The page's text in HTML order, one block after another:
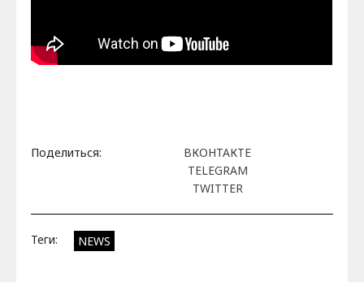
Поделиться:
ВКОНТАКТЕ
TELEGRAM
TWITTER
Теги: NEWS